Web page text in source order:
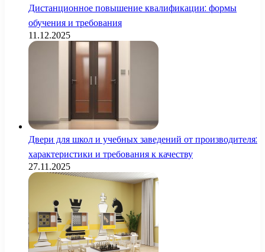
Дистанционное повышение квалификации: формы
обучения и требования
11.12.2025
Двери для школ и учебных заведений от производителя:
характеристики и требования к качеству
27.11.2025